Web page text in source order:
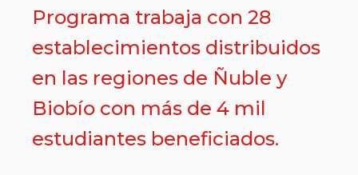
Programa trabaja con 28
establecimientos distribuidos
en las regiones de Ñuble y
Biobío con más de 4 mil
estudiantes beneficiados.